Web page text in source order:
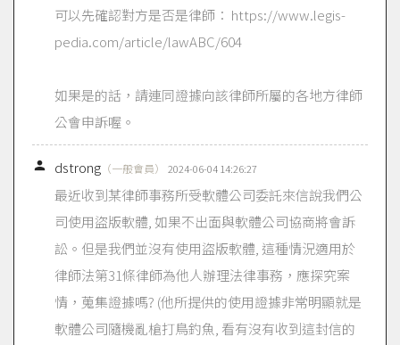
可以先確認對方是否是律師： https://www.legis-
pedia.com/article/lawABC/604
如果是的話，請連同證據向該律師所屬的各地方律師
公會申訴喔。
 dstrong （一般會員） 2024-06-04 14:26:27
最近收到某律師事務所受軟體公司委託來信說我們公
司使用盜版軟體, 如果不出面與軟體公司協商將會訴
訟。但是我們並沒有使用盜版軟體, 這種情況適用於
律師法第31條律師為他人辦理法律事務，應探究案
情，蒐集證據嗎? (他所提供的使用證據非常明顯就是
軟體公司隨機亂槍打鳥釣魚, 看有沒有收到這封信的